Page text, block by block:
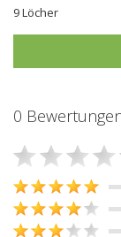
9 Löcher
0